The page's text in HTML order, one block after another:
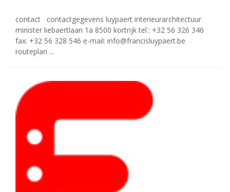
contact contactgegevens luypaert interieurarchitectuur
minister liebaertlaan 1a 8500 kortrijk tel.: +32 56 326 346
fax: +32 56 328 546 e-mail: info@francisluypaert.be
routeplan ...